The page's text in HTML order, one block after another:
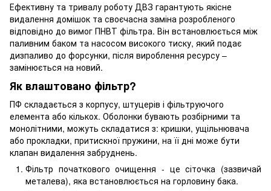
Ефективну та тривалу роботу ДВЗ гарантують якісне
видалення домішок та своєчасна заміна розробленого
відповідно до вимог ПНВТ фільтра. Він встановлюється між
паливним баком та насосом високого тиску, який подає
дизпаливо до форсунки, після вироблення ресурсу –
замінюється на новий.
Як влаштовано фільтр?
ПФ складається з корпусу, штуцерів і фільтруючого
елемента або кількох. Оболонки бувають розбірними та
монолітними, можуть складатися з: кришки, ущільнювача
або прокладки, притискної пружини, на її дні може бути
клапан видалення забруднень.
Фільтр початкового очищення - це сіточка (зазвичай
металева), яка встановлюється на горловину бака.